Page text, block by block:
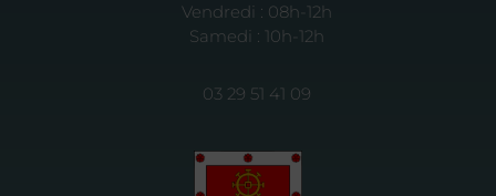
Vendredi : 08h-12h
Samedi : 10h-12h
03 29 51 41 09